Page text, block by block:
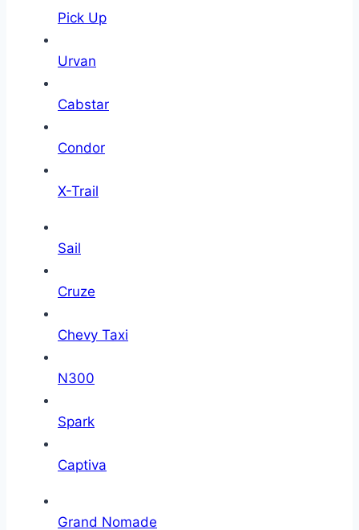
Pick Up
Urvan
Cabstar
Condor
X-Trail
Sail
Cruze
Chevy Taxi
N300
Spark
Captiva
Grand Nomade